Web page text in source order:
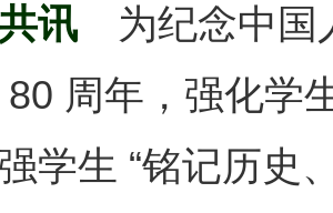
讯 为纪念中国
周年，强化学
学生 “铭记历史